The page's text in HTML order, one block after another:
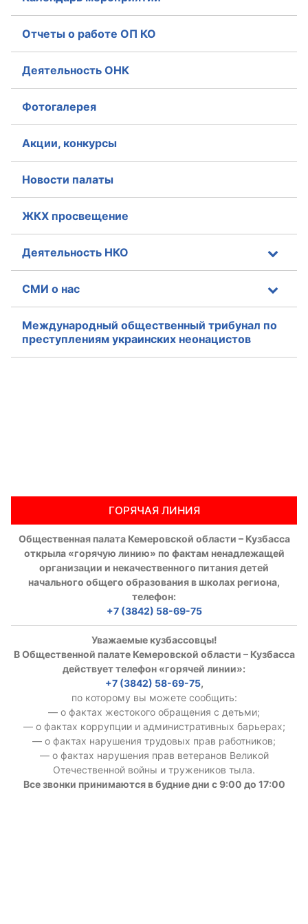
Отчеты о работе ОП КО
Деятельность ОНК
Фотогалерея
Акции, конкурсы
Новости палаты
ЖКХ просвещение
Деятельность НКО
СМИ о нас
Международный общественный трибунал по
преступлениям украинских неонацистов
ГОРЯЧАЯ ЛИНИЯ
Общественная палата Кемеровской области – Кузбасса
открыла «горячую линию» по фактам ненадлежащей
организации и некачественного питания детей
начального общего образования в школах региона,
телефон:
+7 (3842) 58-69-75
Уважаемые кузбассовцы!
В Общественной палате Кемеровской области – Кузбасса
действует телефон «горячей линии»:
+7 (3842) 58-69-75,
по которому вы можете сообщить:
— о фактах жестокого обращения с детьми;
— о фактах коррупции и административных барьерах;
— о фактах нарушения трудовых прав работников;
— о фактах нарушения прав ветеранов Великой
Отечественной войны и тружеников тыла.
Все звонки принимаются в будние дни с 9:00 до 17:00